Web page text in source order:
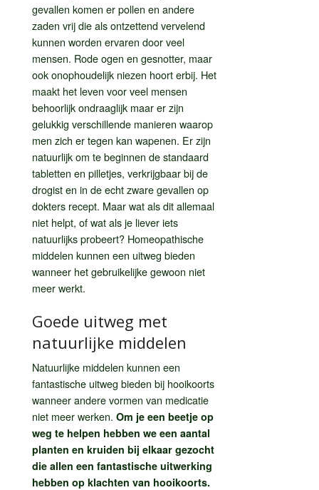
gevallen komen er pollen en andere
zaden vrij die als ontzettend vervelend
kunnen worden ervaren door veel
mensen. Rode ogen en gesnotter, maar
ook onophoudelijk niezen hoort erbij. Het
maakt het leven voor veel mensen
behoorlijk ondraaglijk maar er zijn
gelukkig verschillende manieren waarop
men zich er tegen kan wapenen. Er zijn
natuurlijk om te beginnen de standaard
tabletten en pilletjes, verkrijgbaar bij de
drogist en in de echt zware gevallen op
dokters recept. Maar wat als dit allemaal
niet helpt, of wat als je liever iets
natuurlijks probeert? Homeopathische
middelen kunnen een uitweg bieden
wanneer het gebruikelijke gewoon niet
meer werkt.
Goede uitweg met
natuurlijke middelen
Natuurlijke middelen kunnen een
fantastische uitweg bieden bij hooikoorts
wanneer andere vormen van medicatie
niet meer werken. Om je een beetje op
weg te helpen hebben we een aantal
planten en kruiden bij elkaar gezocht
die allen een fantastische uitwerking
hebben op klachten van hooikoorts.